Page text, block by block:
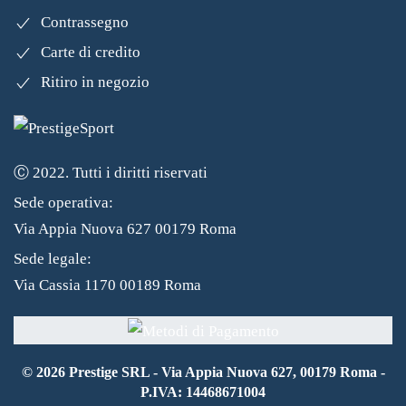
Contrassegno
Carte di credito
Ritiro in negozio
Ⓒ 2022. Tutti i diritti riservati
Sede operativa:
Via Appia Nuova 627 00179 Roma
Sede legale:
Via Cassia 1170 00189 Roma
© 2026Prestige SRL - Via Appia Nuova 627, 00179 Roma -
P.IVA: 14468671004